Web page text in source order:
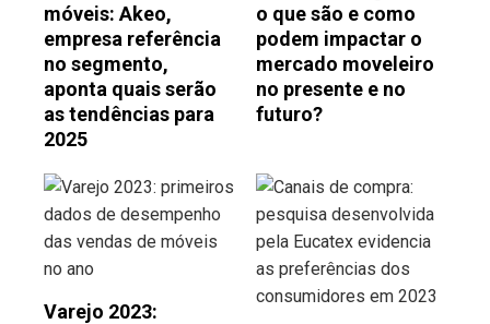
móveis: Akeo,
empresa referência
no segmento,
aponta quais serão
as tendências para
2025
o que são e como
podem impactar o
mercado moveleiro
no presente e no
futuro?
Varejo 2023: